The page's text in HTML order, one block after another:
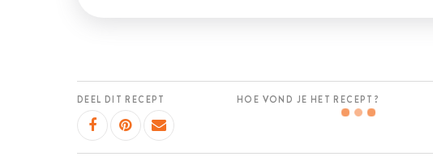
DEEL DIT RECEPT HOE VOND JE HET RECEPT?